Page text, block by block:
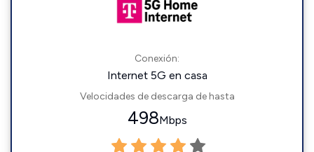
Conexión:
Internet 5G en casa
Velocidades de descarga de hasta
498Mbps